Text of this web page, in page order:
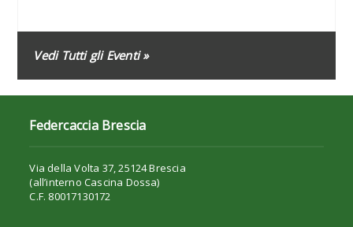
Vedi Tutti gli Eventi »
Federcaccia Brescia
Via della Volta 37, 25124 Brescia
(all’interno Cascina Dossa)
C.F. 80017130172